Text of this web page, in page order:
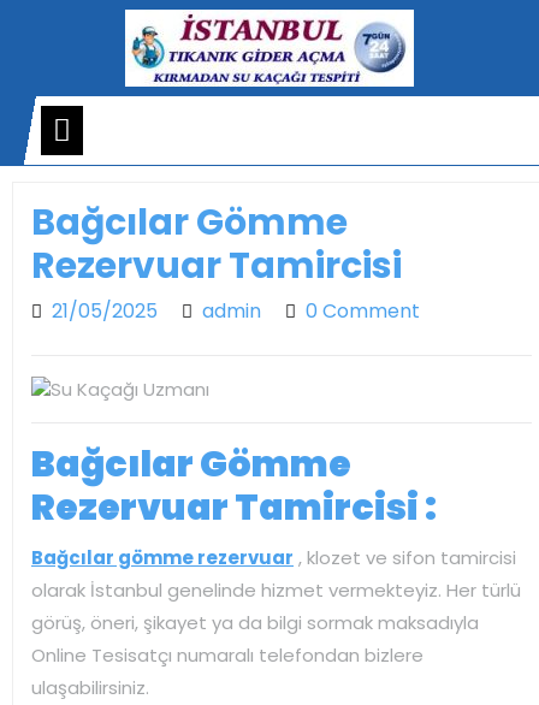
Bağcılar Gömme
Rezervuar Tamircisi
21/05/2025 21/05/2025
adminadmin0 Comment
Bağcılar Gömme
Rezervuar Tamircisi :
Bağcılar gömme rezervuar , klozet ve sifon tamircisi
olarak İstanbul genelinde hizmet vermekteyiz. Her türlü
görüş, öneri, şikayet ya da bilgi sormak maksadıyla
Online Tesisatçı numaralı telefondan bizlere
ulaşabilirsiniz.